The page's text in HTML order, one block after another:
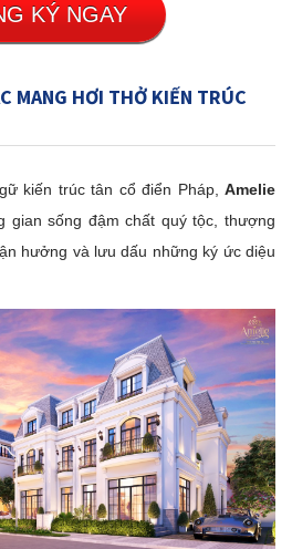
KÝ NGAY
MANG HƠI THỞ KIẾN TRÚC
kiến trúc tân cổ điển Pháp, Amelie
gian sống đậm chất quý tộc, thượng
hưởng và lưu dấu những ký ức diệu